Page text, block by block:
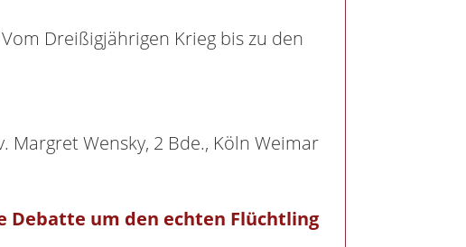
Dreißigjährigen Krieg bis zu den
Margret Wensky, 2 Bde., Köln Weimar
Debatte um den echten Flüchtling